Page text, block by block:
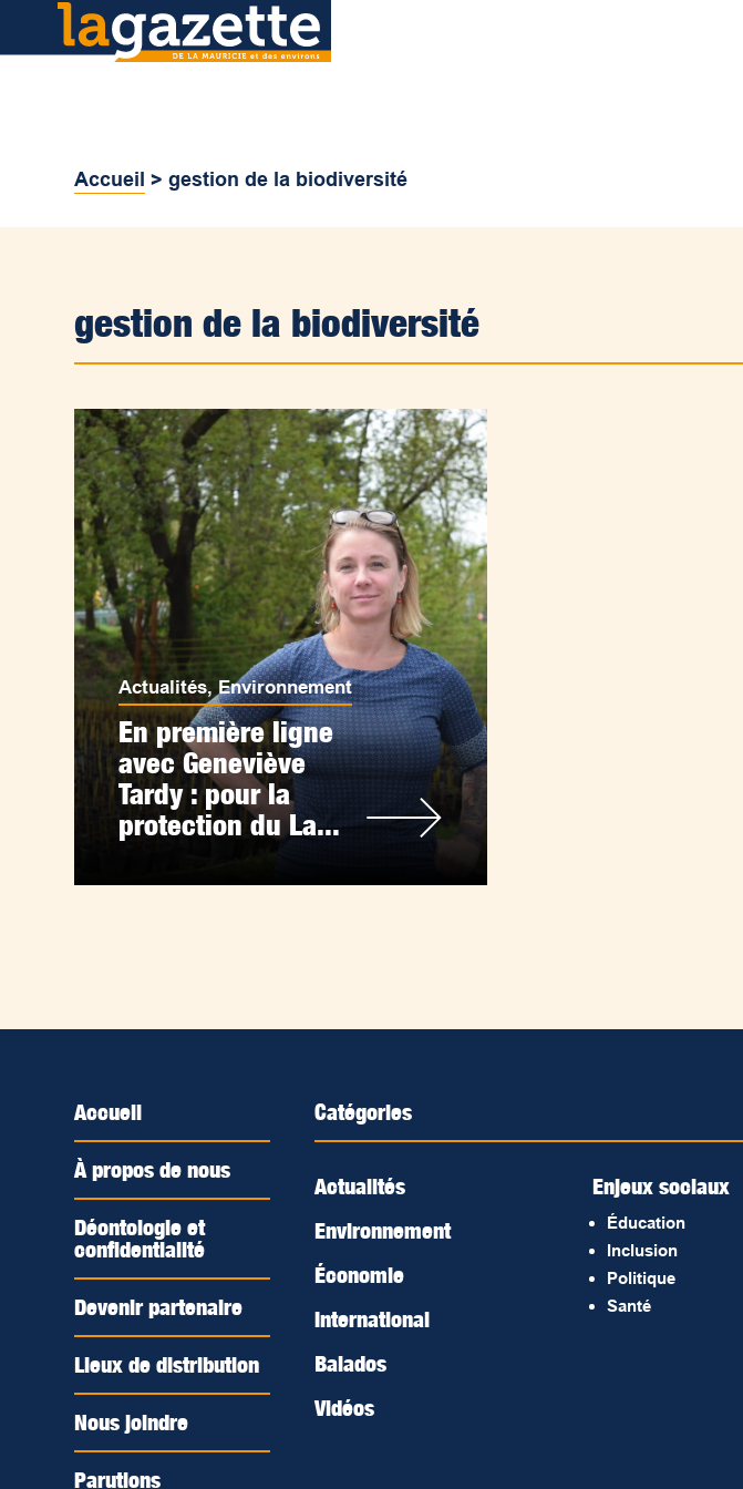
Accueil >gestion de la biodiversité
gestion de la biodiversité
Actualités,Environnement
En première ligne
avec Geneviève
Tardy : pour la
protection du La...
Accueil
À propos de nous
Déontologie et
confidentialité
Devenir partenaire
Lieux de distribution
Nous joindre
Parutions
Catégories
Actualités
Environnement
Économie
International
Balados
Vidéos
Enjeux sociaux
Éducation
Inclusion
Politique
Santé